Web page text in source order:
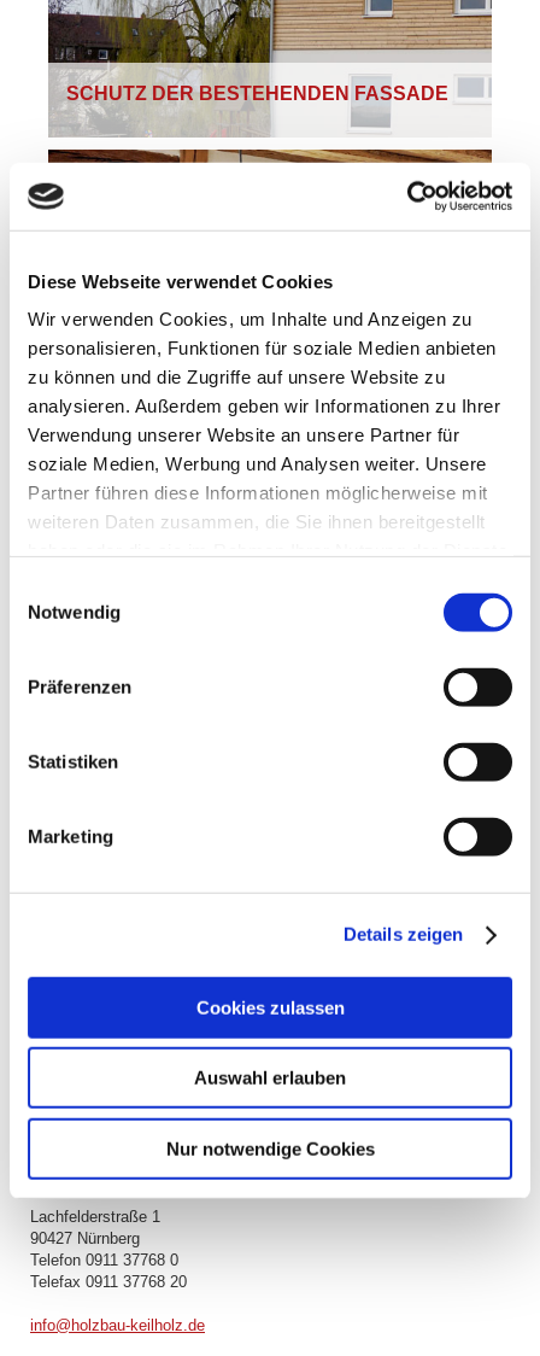
Diese Webseite verwendet Cookies
Wir verwenden Cookies, um Inhalte und Anzeigen zu
personalisieren, Funktionen für soziale Medien anbieten
zu können und die Zugriffe auf unsere Website zu
analysieren. Außerdem geben wir Informationen zu Ihrer
Verwendung unserer Website an unsere Partner für
soziale Medien, Werbung und Analysen weiter. Unsere
Partner führen diese Informationen möglicherweise mit
weiteren Daten zusammen, die Sie ihnen bereitgestellt
Notwendig
Präferenzen
Statistiken
Marketing
Details zeigen
Cookies zulassen
Auswahl erlauben
Nur notwendige Cookies
SCHUTZ DER BESTEHENDEN FASSADE
FACHWERKSANIERUNG
L. U. H. KEILHOLZ GMBH
Lachfelderstraße 1
90427 Nürnberg
Telefon 0911 37768 0
Telefax 0911 37768 20
info@holzbau-keilholz.de